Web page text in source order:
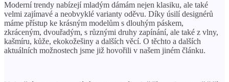
Moderní trendy nabízejí mladým dámám nejen klasiku, ale také
velmi zajímavé a neobvyklé varianty oděvu. Díky úsilí designérů
máme přístup ke krásným modelům s dlouhým páskem,
zkráceným, dvouřadým, s různými druhy zapínání, ale také z vlny,
kašmíru, kůže, ekokožešiny a dalších věcí. O těchto a dalších
aktuálních možnostech jsme již hovořili v našem jiném článku.